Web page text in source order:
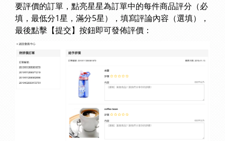
要評價的訂單，點亮星星為訂單中的每件商品評分（必
填，最低分1星，滿分5星），填寫評論內容（選填），
最後點擊【提交】按鈕即可發佈評價：